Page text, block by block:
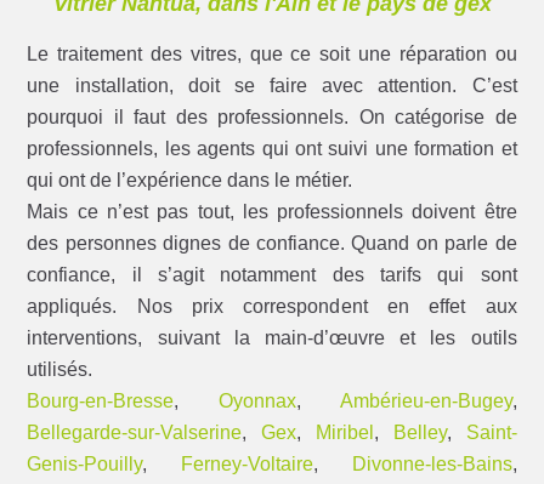
Le traitement des vitres, que ce soit une réparation ou
une installation, doit se faire avec attention. C’est
pourquoi il faut des professionnels. On catégorise de
professionnels, les agents qui ont suivi une formation et
qui ont de l’expérience dans le métier.
Mais ce n’est pas tout, les professionnels doivent être
des personnes dignes de confiance. Quand on parle de
confiance, il s’agit notamment des tarifs qui sont
appliqués. Nos prix correspondent en effet aux
interventions, suivant la main-d’œuvre et les outils
utilisés.
Bourg-en-Bresse, Oyonnax, Ambérieu-en-Bugey,
Bellegarde-sur-Valserine,Gex, Miribel , Belley, Saint-
Genis-Pouilly, Ferney-Voltaire, Divonne-les-Bains,